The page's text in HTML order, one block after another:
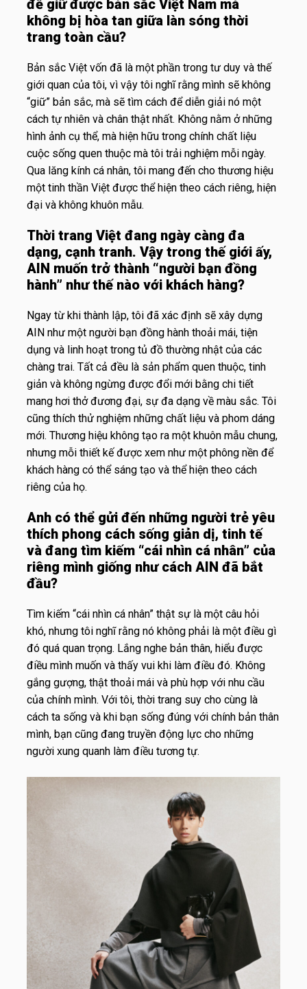
để giữ được bản sắc Việt Nam mà
không bị hòa tan giữa làn sóng thời
trang toàn cầu?
Bản sắc Việt vốn đã là một phần trong tư duy và thế
giới quan của tôi, vì vậy tôi nghĩ rằng mình sẽ không
“giữ” bản sắc, mà sẽ tìm cách để diễn giải nó một
cách tự nhiên và chân thật nhất. Không nằm ở những
hình ảnh cụ thể, mà hiện hữu trong chính chất liệu
cuộc sống quen thuộc mà tôi trải nghiệm mỗi ngày.
Qua lăng kính cá nhân, tôi mang đến cho thương hiệu
một tinh thần Việt được thể hiện theo cách riêng, hiện
đại và không khuôn mẫu.
Thời trang Việt đang ngày càng đa
dạng, cạnh tranh. Vậy trong thế giới ấy,
AIN muốn trở thành “người bạn đồng
hành” như thế nào với khách hàng?
Ngay từ khi thành lập, tôi đã xác định sẽ xây dựng
AIN như một người bạn đồng hành thoải mái, tiện
dụng và linh hoạt trong tủ đồ thường nhật của các
chàng trai. Tất cả đều là sản phẩm quen thuộc, tinh
giản và không ngừng được đổi mới bằng chi tiết
mang hơi thở đương đại, sự đa dạng về màu sắc. Tôi
cũng thích thử nghiệm những chất liệu và phom dáng
mới. Thương hiệu không tạo ra một khuôn mẫu chung,
nhưng mỗi thiết kế được xem như một phông nền để
khách hàng có thể sáng tạo và thể hiện theo cách
riêng của họ.
Anh có thể gửi đến những người trẻ yêu
thích phong cách sống giản dị, tinh tế
và đang tìm kiếm “cái nhìn cá nhân” của
riêng mình giống như cách AIN đã bắt
đầu?
Tìm kiếm “cái nhìn cá nhân” thật sự là một câu hỏi
khó, nhưng tôi nghĩ rằng nó không phải là một điều gì
đó quá quan trọng. Lắng nghe bản thân, hiểu được
điều mình muốn và thấy vui khi làm điều đó. Không
gắng gượng, thật thoải mái và phù hợp với nhu cầu
của chính mình. Với tôi, thời trang suy cho cùng là
cách ta sống và khi bạn sống đúng với chính bản thân
mình, bạn cũng đang truyền động lực cho những
người xung quanh làm điều tương tự.